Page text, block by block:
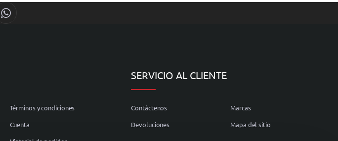
Términos y condiciones
Cuenta
SERVICIO AL CLIENTE
Contáctenos
Devoluciones
Marcas
Mapa del sitio